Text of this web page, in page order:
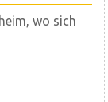
wo sich